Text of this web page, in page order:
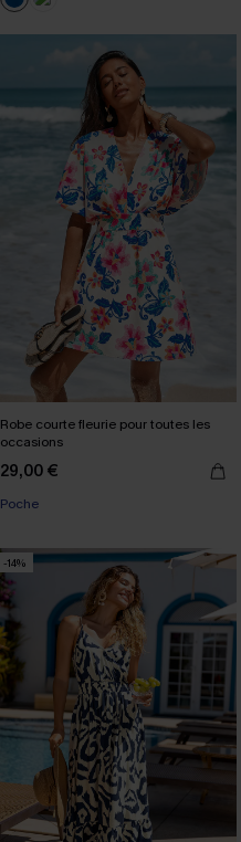
Robe courte fleurie pour toutes les
occasions
29,00 €
Poche
-14%